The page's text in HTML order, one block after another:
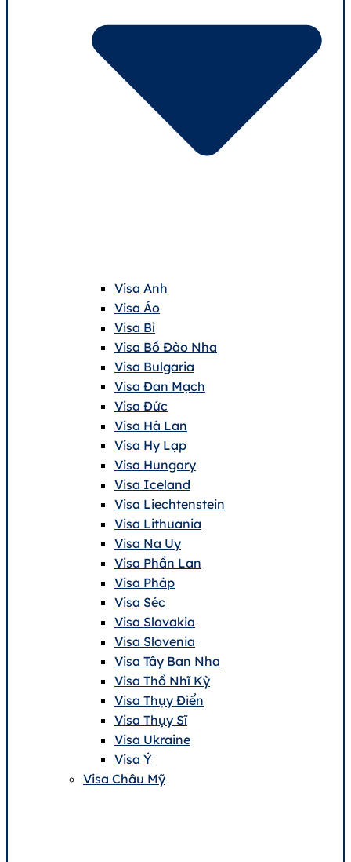
Visa Anh
Visa Áo
Visa Bỉ
Visa Bồ Đào Nha
Visa Bulgaria
Visa Đan Mạch
Visa Đức
Visa Hà Lan
Visa Hy Lạp
Visa Hungary
Visa Iceland
Visa Liechtenstein
Visa Lithuania
Visa Na Uy
Visa Phần Lan
Visa Pháp
Visa Séc
Visa Slovakia
Visa Slovenia
Visa Tây Ban Nha
Visa Thổ Nhĩ Kỳ
Visa Thụy Điển
Visa Thụy Sĩ
Visa Ukraine
Visa Ý
Visa Châu Mỹ